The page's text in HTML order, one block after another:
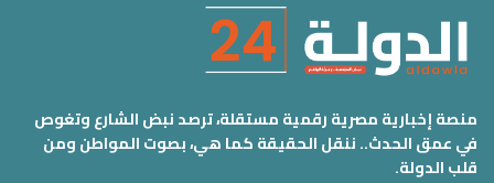
منصة إخبارية مصرية رقمية مستقلة، ترصد نبض الشارع وتغوص
في عمق الحدث.. ننقل الحقيقة كما هي، بصوت المواطن ومن
قلب الدولة.